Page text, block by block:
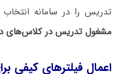
تدریس را در سامانه
مشغول تدریس در کلاس‌های
اعمال فیلترهای کیفی